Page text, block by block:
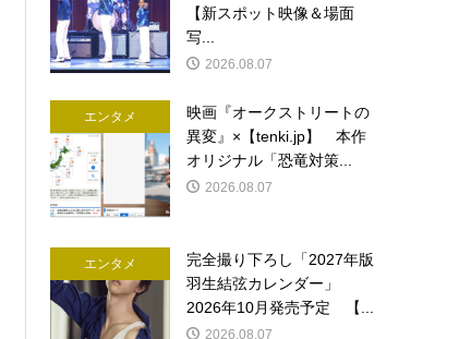
【新スポット映像＆場面
写...
2026.08.07
エンタメ
映画『オークストリートの
異変』×【tenki.jp】 本作
オリジナル「恐竜対策...
2026.08.07
エンタメ
完全撮り下ろし「2027年版
羽生結弦カレンダー」
2026年10月発売予定 【...
2026.08.07